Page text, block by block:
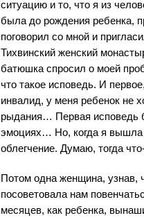
ситуацию и то, что я из
была до рождения ребенка,
поговорил со мной и
Тихвинский женский
батюшка спросил о моей
что такое исповедь. И
инвалид, у меня ребенок не
рыдания… Первая исповедь
эмоциях… Но, когда я вышла
облегчение. Думаю, тогда
Потом одна женщина, узнав,
посоветовала нам
месяцев, как ребенка,